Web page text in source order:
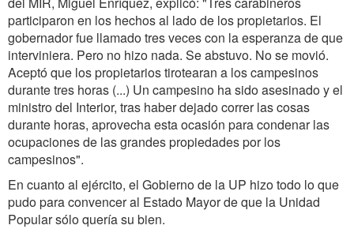
participaron en los hechos al lado de los propietarios. El
gobernador fue llamado tres veces con la esperanza de que
interviniera. Pero no hizo nada. Se abstuvo. No se movió.
Aceptó que los propietarios tirotearan a los campesinos
durante tres horas (...) Un campesino ha sido asesinado y el
ministro del Interior, tras haber dejado correr las cosas
durante horas, aprovecha esta ocasión para condenar las
ocupaciones de las grandes propiedades por los
campesinos".
En cuanto al ejército, el Gobierno de la UP hizo todo lo que
pudo para convencer al Estado Mayor de que la Unidad
Popular sólo quería su bien.